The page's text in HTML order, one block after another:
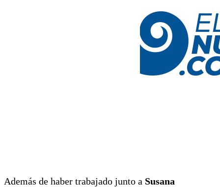
Además de haber trabajado junto a Susana